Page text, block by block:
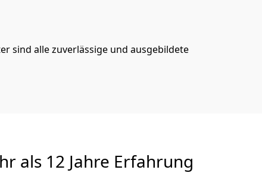
sind alle zuverlässige und ausgebildete
als 12 Jahre Erfahrung